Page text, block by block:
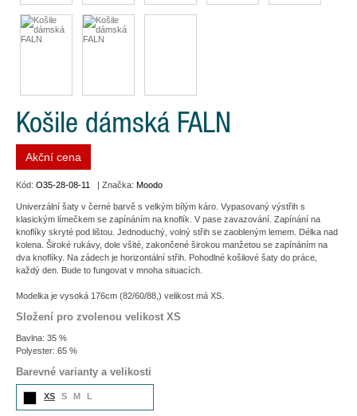
Košile dámská FALN
Akční cena
Kód: O35-28-08-11 | Značka: Moodo
Univerzální šaty v černé barvě s velkým bílým káro. Vypasovaný výstřih s
klasickým límečkem se zapínáním na knoflík. V pase zavazování. Zapínání na
knoflíky skryté pod lištou. Jednoduchý, volný střih se zaobleným lemem. Délka nad
kolena. Široké rukávy, dole všité, zakončené širokou manžetou se zapínáním na
dva knoflíky. Na zádech je horizontální střih. Pohodlné košilové šaty do práce,
každý den. Bude to fungovat v mnoha situacích.
Modelka je vysoká 176cm (82/60/88,) velikost má XS.
Složení pro zvolenou velikost XS
Bavlna: 35 %
Polyester: 65 %
Barevné varianty a velikosti
XS S M L